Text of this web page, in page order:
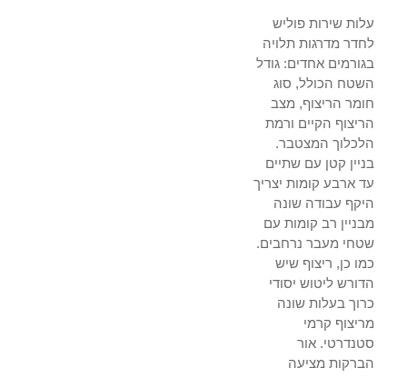
עלות שירות פוליש
לחדר מדרגות תלויה
בגורמים אחדים: גודל
השטח הכולל, סוג
חומר הריצוף, מצב
הריצוף הקיים ורמת
הלכלוך המצטבר.
בניין קטן עם שתיים
עד ארבע קומות יצריך
היקף עבודה שונה
מבניין רב קומות עם
שטחי מעבר נרחבים.
כמו כן, ריצוף שיש
הדורש ליטוש יסודי
כרוך בעלות שונה
מריצוף קרמי
סטנדרטי. אור
הברקות מציעה